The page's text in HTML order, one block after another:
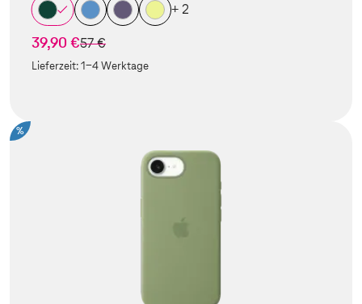
+ 2
39,90 €statt
57 €
Lieferzeit:1-4 Werktage
%